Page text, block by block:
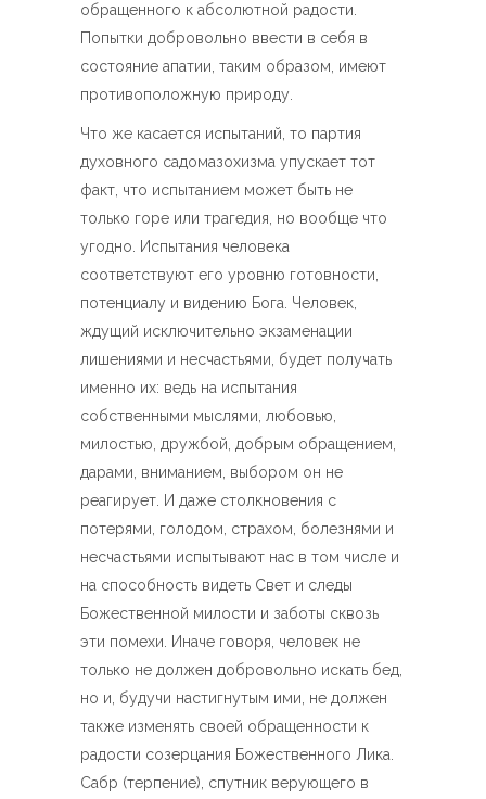
обращенного к абсолютной радости.
Попытки добровольно ввести в себя в
состояние апатии, таким образом, имеют
противоположную природу.
Что же касается испытаний, то партия
духовного садомазохизма упускает тот
факт, что испытанием может быть не
только горе или трагедия, но вообще что
угодно. Испытания человека
соответствуют его уровню готовности,
потенциалу и видению Бога. Человек,
ждущий исключительно экзаменации
лишениями и несчастьями, будет получать
именно их: ведь на испытания
собственными мыслями, любовью,
милостью, дружбой, добрым обращением,
дарами, вниманием, выбором он не
реагирует. И даже столкновения с
потерями, голодом, страхом, болезнями и
несчастьями испытывают нас в том числе и
на способность видеть Свет и следы
Божественной милости и заботы сквозь
эти помехи. Иначе говоря, человек не
только не должен добровольно искать бед,
но и, будучи настигнутым ими, не должен
также изменять своей обращенности к
радости созерцания Божественного Лика.
Сабр (терпение), спутник верующего в